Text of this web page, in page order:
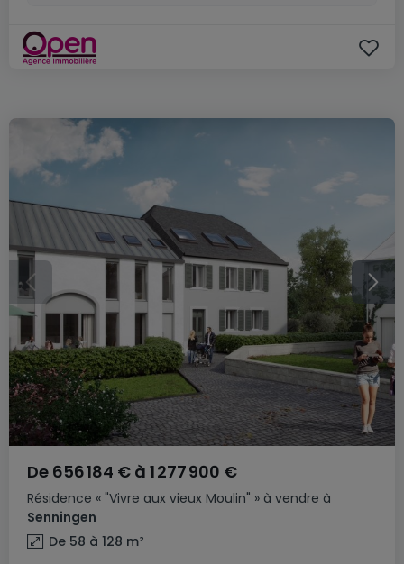
Résidence « "Vivre aux vieux Moulin" » à vendre à
Senningen
De 656 184 € à 1 277 900 €
De 58 à 128 m²